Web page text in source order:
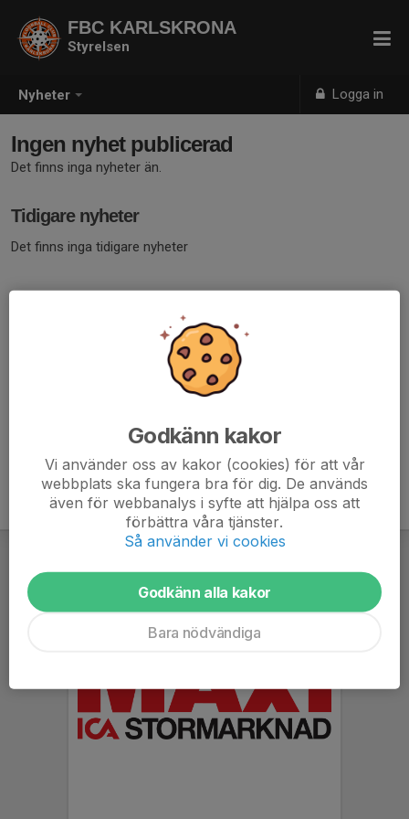
Nyheter Logga in
FBC KARLSKRONA
Styrelsen
Ingen nyhet publicerad
Det finns inga nyheter än.
Tidigare nyheter
Det finns inga tidigare nyheter
Godkänn kakor
Vi använder oss av kakor (cookies) för att vår
webbplats ska fungera bra för dig. De används
även för webbanalys i syfte att hjälpa oss att
förbättra våra tjänster.
Så använder vi cookies
Godkänn alla kakor
Bara nödvändiga